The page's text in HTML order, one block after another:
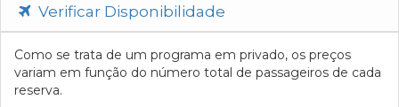
Verificar Disponibilidade
Como se trata de um programa em privado, os preços
variam em função do número total de passageiros de cada
reserva.